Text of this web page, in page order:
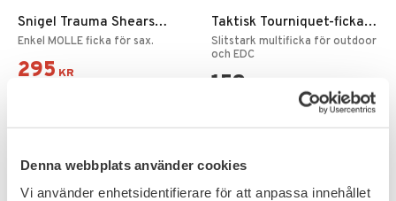
Denna webbplats använder cookies
Vi använder enhetsidentifierare för att anpassa innehållet
Snigel Trauma Shears
Holder 1.0 Grå
Enkel MOLLE ficka för sax.
295 KR
Taktisk Tourniquet-ficka
MOLLE – Svart
Slitstark multificka för outdoor
och EDC
159